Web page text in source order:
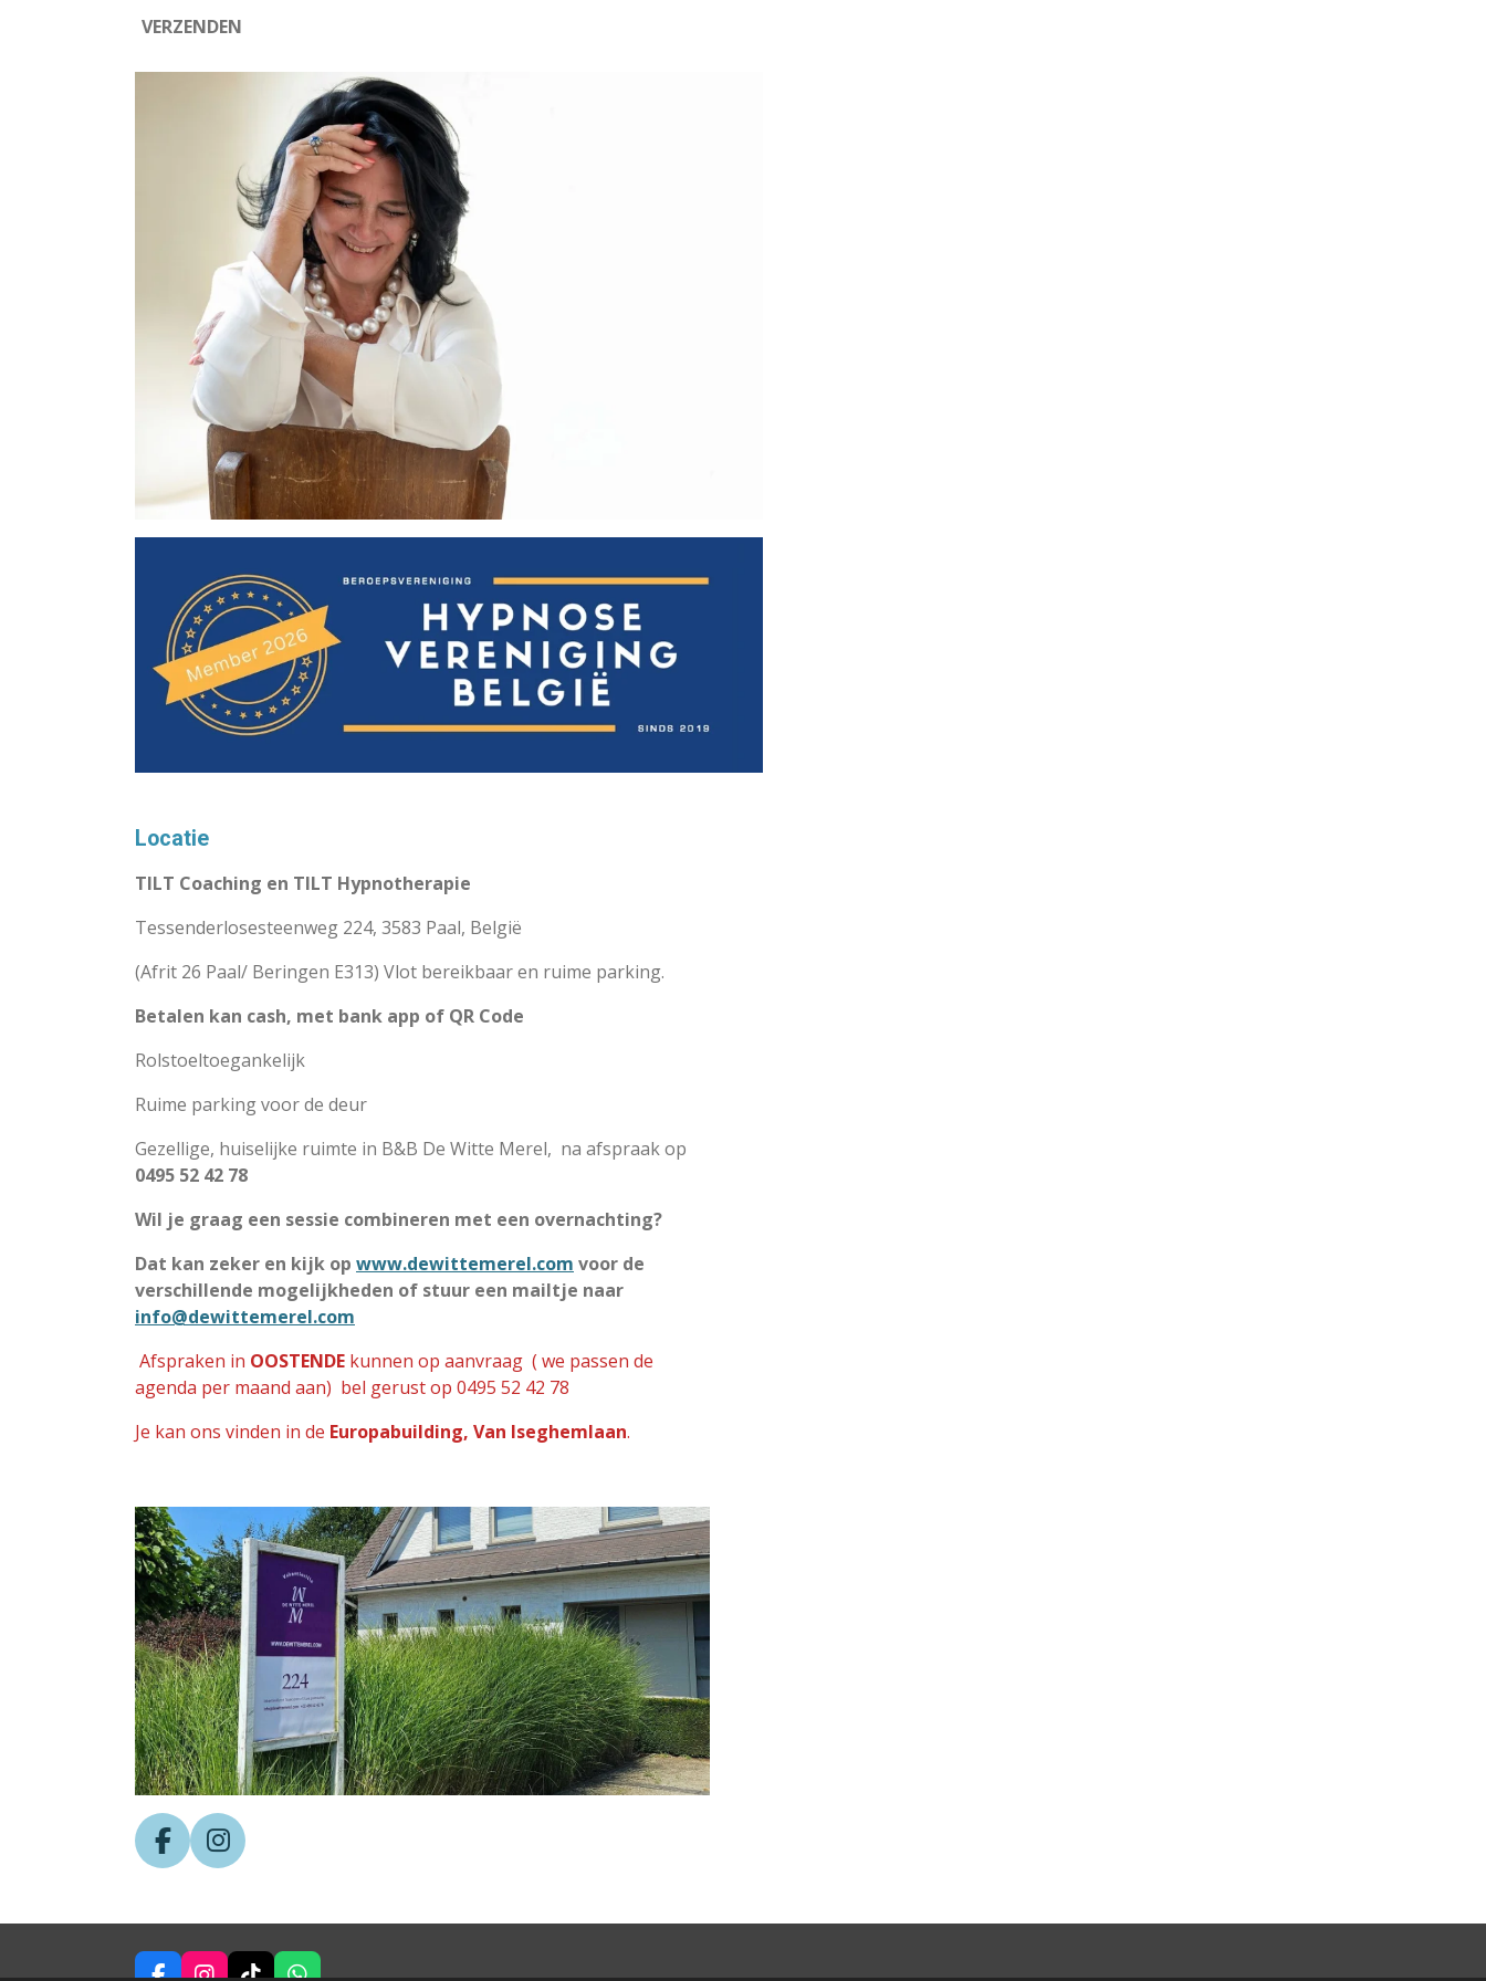
VERZENDEN
Locatie
TILT Coaching en TILT Hypnotherapie
Tessenderlosesteenweg 224, 3583 Paal, België
(Afrit 26 Paal/ Beringen E313) Vlot bereikbaar en ruime parking.
Betalen kan cash, met bank app of QR Code
Rolstoeltoegankelijk
Ruime parking voor de deur
Gezellige, huiselijke ruimte in B&B De Witte Merel, na afspraak op
0495 52 42 78
Wil je graag een sessie combineren met een overnachting?
Dat kan zeker en kijk op www.dewittemerel.com voor de
verschillende mogelijkheden of stuur een mailtje naar
info@dewittemerel.com
Afspraken in OOSTENDE kunnen op aanvraag ( we passen de
agenda per maand aan) bel gerust op 0495 52 42 78
Je kan ons vinden in de Europabuilding, Van Iseghemlaan.
F
A
E
B
I
N
T
A